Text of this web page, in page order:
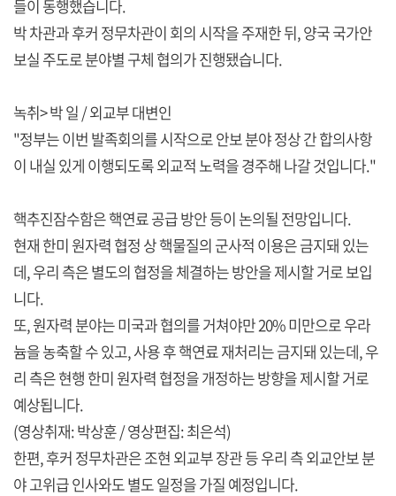
들이 동행했습니다.
박 차관과 후커 정무차관이 회의 시작을 주재한 뒤, 양국 국가안
보실 주도로 분야별 구체 협의가 진행됐습니다.
녹취> 박 일 / 외교부 대변인
"정부는 이번 발족회의를 시작으로 안보 분야 정상 간 합의사항
이 내실 있게 이행되도록 외교적 노력을 경주해 나갈 것입니다."
핵추진잠수함은 핵연료 공급 방안 등이 논의될 전망입니다.
현재 한미 원자력 협정 상 핵물질의 군사적 이용은 금지돼 있는
데, 우리 측은 별도의 협정을 체결하는 방안을 제시할 거로 보입
니다.
또, 원자력 분야는 미국과 협의를 거쳐야만 20% 미만으로 우라
늄을 농축할 수 있고, 사용 후 핵연료 재처리는 금지돼 있는데, 우
리 측은 현행 한미 원자력 협정을 개정하는 방향을 제시할 거로
예상됩니다.
(영상취재: 박상훈 / 영상편집: 최은석)
한편, 후커 정무차관은 조현 외교부 장관 등 우리 측 외교안보 분
야 고위급 인사와도 별도 일정을 가질 예정입니다.